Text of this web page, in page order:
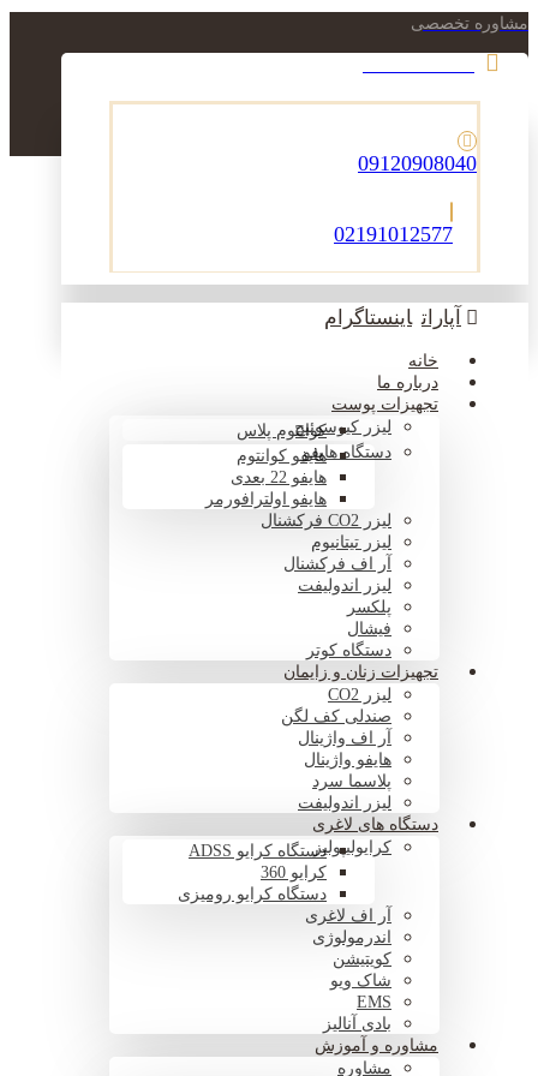
مشاوره تخصصی
09120908040
02191012577
آپارات اینستاگرام
خانه
درباره ما
تجهیزات پوست
لیزر کیوسوئیچکوانتوم پلاس
دستگاه هایفوهایفو کوانتوم
هایفو 22 بعدی
هایفو اولترافورمر
لیزر CO2 فرکشنال
لیزر تیتانیوم
آر اف فرکشنال
لیزر اندولیفت
پلکسر
فیشال
دستگاه کوتر
تجهیزات زنان و زایمان
لیزر CO2
صندلی کف لگن
آر اف واژینال
هایفو واژینال
پلاسما سرد
لیزر اندولیفت
دستگاه های لاغری
کرایولیپولیزدستگاه کرایو ADSS
کرایو 360
دستگاه کرایو رومیزی
آر اف لاغری
اندرمولوژی
کویتیشن
شاک ویو
EMS
بادی آنالیز
مشاوره و آموزش
مشاوره